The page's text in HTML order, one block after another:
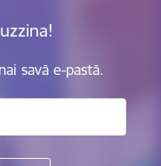
savā e-pastā.